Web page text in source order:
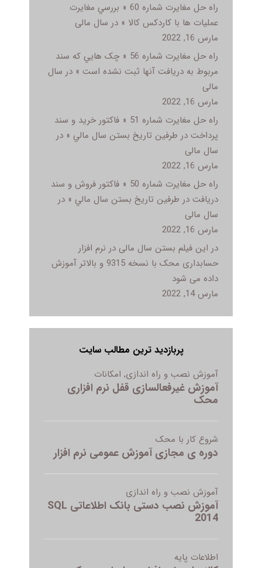
راه حل مغایرت شماره 60 « بررسي مغايرت
عمليات ها با کاردکس کالا » در سال مالی
مارس 16, 2022
راه حل مغایرت شماره 56 « چک هايي که سند
مربوط به دريافت آنها ثبت نشده است » در سال
مالی
مارس 16, 2022
راه حل مغایرت شماره 51 « فاکتور خريد و سند
پرداخت در طرفين تاريخ بستن سال مالي » در
سال مالی
مارس 16, 2022
راه حل مغایرت شماره 50 « فاکتور فروش و سند
دريافت در طرفين تاريخ بستن سال مالي » در
سال مالی
مارس 16, 2022
در این فیلم بستن سال مالی در نرم افزار
حسابداری محک با نسخه 9315 و بالاتر آموزش
داده می شود
مارس 14, 2022
پربازدید ترین مطالب سایت